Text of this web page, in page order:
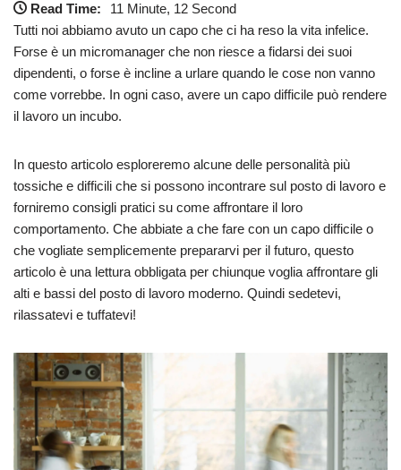
Read Time:
11 Minute, 12 Second
Tutti noi abbiamo avuto un capo che ci ha reso la vita infelice.
Forse è un micromanager che non riesce a fidarsi dei suoi
dipendenti, o forse è incline a urlare quando le cose non vanno
come vorrebbe. In ogni caso, avere un capo difficile può rendere
il lavoro un incubo.
In questo articolo esploreremo alcune delle personalità più
tossiche e difficili che si possono incontrare sul posto di lavoro e
forniremo consigli pratici su come affrontare il loro
comportamento. Che abbiate a che fare con un capo difficile o
che vogliate semplicemente prepararvi per il futuro, questo
articolo è una lettura obbligata per chiunque voglia affrontare gli
alti e bassi del posto di lavoro moderno. Quindi sedetevi,
rilassatevi e tuffatevi!